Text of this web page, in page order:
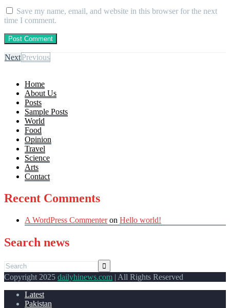
Save my name, email, and website in this browser for the next
time I comment.
NextPrevious
Home
About Us
Posts
Sample Posts
World
Food
Opinion
Travel
Science
Arts
Contact
Recent Comments
A WordPress Commenteron Hello world!
Search news
Copyright 2025 dailyhinews.com | All Rights Reserved
Latest
Pakistan